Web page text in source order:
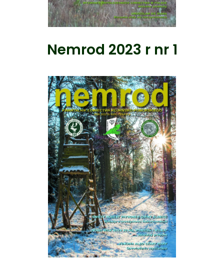
Nemrod 2023 r nr 1